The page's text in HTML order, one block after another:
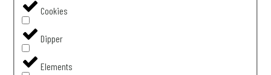
Cookies
Dipper
Elements